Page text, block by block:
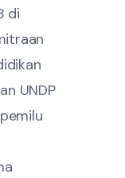
di
UNDP